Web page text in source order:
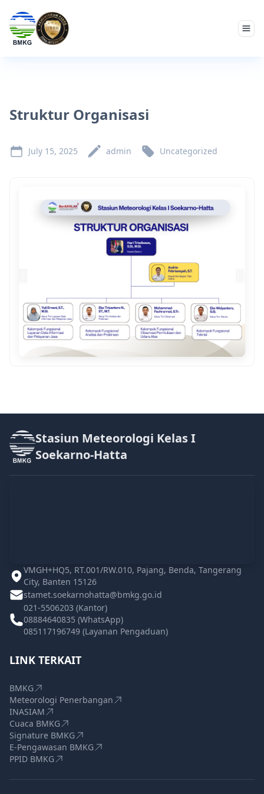
Struktur Organisasi
July 15, 2025 admin Uncategorized
Stasiun Meteorologi Kelas I
Soekarno-Hatta
VMGH+HQ5, RT.001/RW.010, Pajang, Benda, Tangerang
City, Banten 15126
stamet.soekarnohatta@bmkg.go.id
021-5506203 (Kantor)
08884640835 (WhatsApp)
085117196749 (Layanan Pengaduan)
LINK TERKAIT
BMKG
Meteorologi Penerbangan
INASIAM
Cuaca BMKG
Signature BMKG
E-Pengawasan BMKG
PPID BMKG